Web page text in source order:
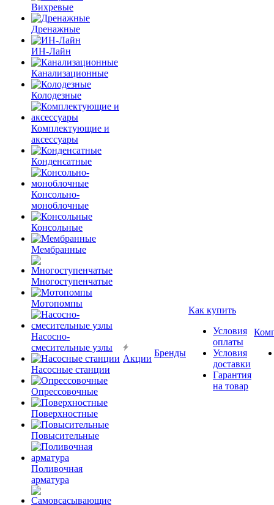
Вихревые
Дренажные
ИН-Лайн
Канализационные
Колодезные
Комплектующие и
аксессуары
Конденсатные
Консольно-
моноблочные
Консольные
Мембранные
Многоступенчатые
Мотопомпы
Насосно-
смесительные узлы
Насосные станции
Опрессовочные
Поверхностные
Повысительные
Поливочная
арматура
Акции
Бренды
Как купить
Условия
оплаты
Условия
доставки
Гарантия
на товар